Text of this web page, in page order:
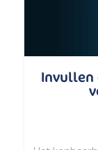
Invullen